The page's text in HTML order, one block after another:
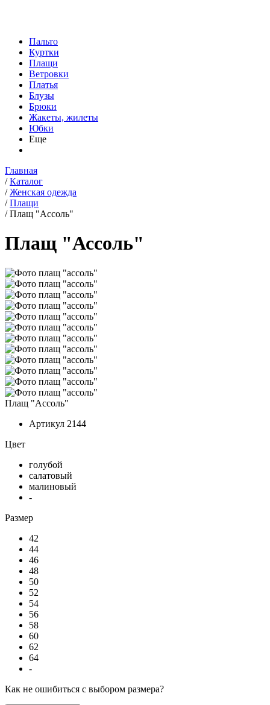
Пальто
Куртки
Плащи
Ветровки
Платья
Блузы
Брюки
Жакеты, жилеты
Юбки
Еще
Главная
/ Каталог
/ Женская одежда
/ Плащи
/ Плащ "Ассоль"
Плащ "Ассоль"
Плащ "Ассоль"
Артикул 2144
Цвет
голубой
салатовый
малиновый
-
Размер
42
44
46
48
50
52
54
56
58
60
62
64
-
Как не ошибиться с выбором размера?